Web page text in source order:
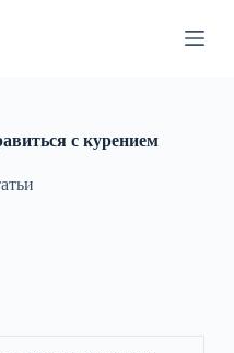
с курением